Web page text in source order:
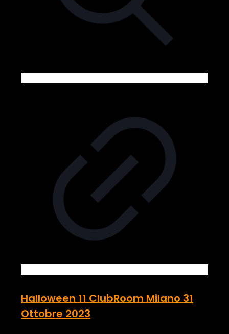
Halloween 11 ClubRoom Milano 31
Ottobre 2023